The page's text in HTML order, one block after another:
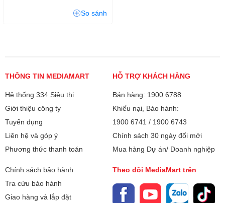
So sánh
THÔNG TIN MEDIAMART
Hệ thống 334 Siêu thị
Giới thiệu công ty
Tuyển dụng
Liên hệ và góp ý
Phương thức thanh toán
HỖ TRỢ KHÁCH HÀNG
Bán hàng: 1900 6788
Khiếu nại, Bảo hành:
1900 6741 / 1900 6743
Chính sách 30 ngày đổi mới
Mua hàng Dự án/ Doanh nghiệp
Chính sách bảo hành
Tra cứu bảo hành
Giao hàng và lắp đặt
Theo dõi MediaMart trên